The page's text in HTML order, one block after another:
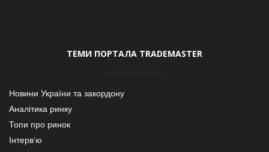
ТЕМИ ПОРТАЛА TRADEMASTER
Новини України та закордону
Аналітика ринку
Топи про ринок
Інтерв’ю